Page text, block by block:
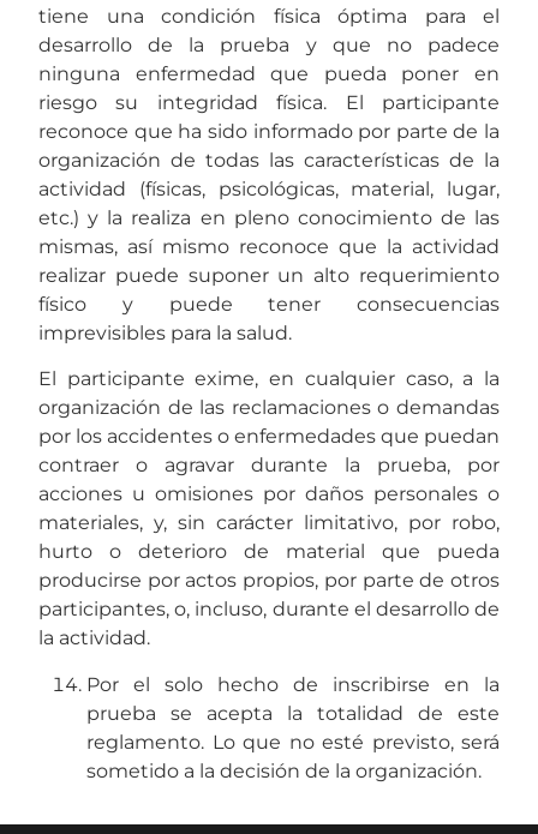
tiene una condición física óptima para el
desarrollo de la prueba y que no padece
ninguna enfermedad que pueda poner en
riesgo su integridad física. El participante
reconoce que ha sido informado por parte de la
organización de todas las características de la
actividad (físicas, psicológicas, material, lugar,
etc.) y la realiza en pleno conocimiento de las
mismas, así mismo reconoce que la actividad
realizar puede suponer un alto requerimiento
físico y puede tener consecuencias
imprevisibles para la salud.
El participante exime, en cualquier caso, a la
organización de las reclamaciones o demandas
por los accidentes o enfermedades que puedan
contraer o agravar durante la prueba, por
acciones u omisiones por daños personales o
materiales, y, sin carácter limitativo, por robo,
hurto o deterioro de material que pueda
producirse por actos propios, por parte de otros
participantes, o, incluso, durante el desarrollo de
la actividad.
Por el solo hecho de inscribirse en la
prueba se acepta la totalidad de este
reglamento. Lo que no esté previsto, será
sometido a la decisión de la organización.